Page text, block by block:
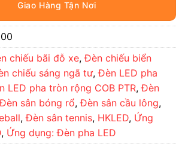
chiếu bãi đỗ xe,Đèn chiếu biển
chiếu sáng ngã tư,Đèn LED pha
LED pha tròn rộng COB PTR,Đèn
Đèn sân bóng rổ,Đèn sân cầu lông,
,Đèn sân tennis, HKLED, Ứng
, Ứng dụng: Đèn pha LED